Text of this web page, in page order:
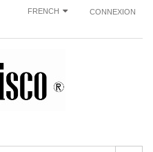
CONNEXION
FRENCH